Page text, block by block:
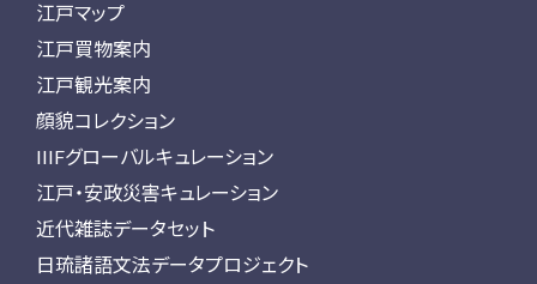
江戸マップ
江戸買物案内
江戸観光案内
顔貌コレクション
IIIFグローバルキュレーション
江戸・安政災害キュレーション
近代雑誌データセット
日琉諸語文法データプロジェクト